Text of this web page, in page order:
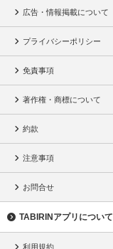
広告・情報掲載について
プライバシーポリシー
免責事項
著作権・商標について
約款
注意事項
お問合せ
TABIRINアプリについて
利用規約